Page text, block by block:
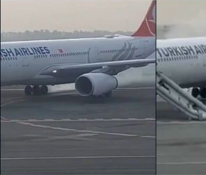
Bi̇li̇m & Teknoloji̇
Dünya